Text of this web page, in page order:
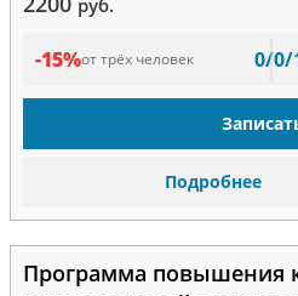
-15%от трёх человек 0/0/
Подробнее
Программа повышения